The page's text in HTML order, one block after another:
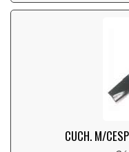
CUCH. M/